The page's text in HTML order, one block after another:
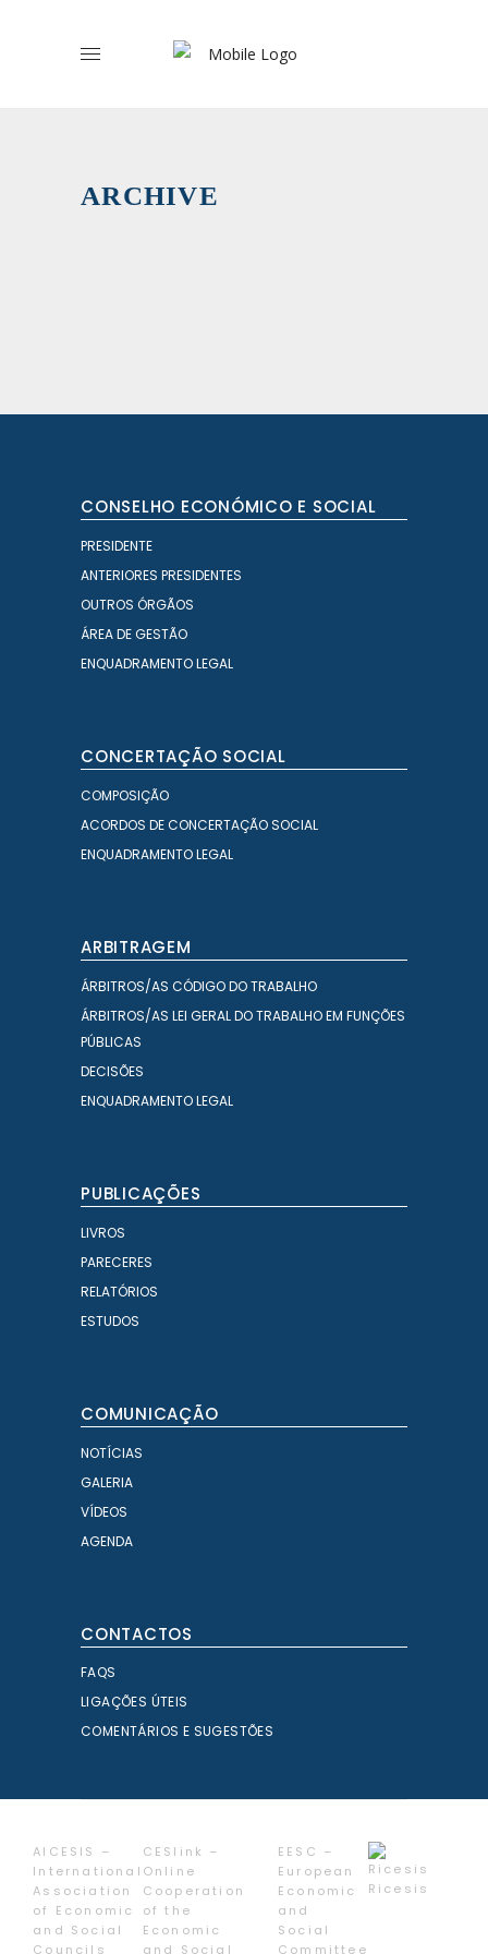
ARCHIVE
CONSELHO ECONÓMICO E SOCIAL
PRESIDENTE
ANTERIORES PRESIDENTES
OUTROS ÓRGÃOS
ÁREA DE GESTÃO
ENQUADRAMENTO LEGAL
CONCERTAÇÃO SOCIAL
COMPOSIÇÃO
ACORDOS DE CONCERTAÇÃO SOCIAL
ENQUADRAMENTO LEGAL
ARBITRAGEM
ÁRBITROS/AS CÓDIGO DO TRABALHO
ÁRBITROS/AS LEI GERAL DO TRABALHO EM FUNÇÕES
PÚBLICAS
DECISÕES
ENQUADRAMENTO LEGAL
PUBLICAÇÕES
LIVROS
PARECERES
RELATÓRIOS
ESTUDOS
COMUNICAÇÃO
NOTÍCIAS
GALERIA
VÍDEOS
AGENDA
CONTACTOS
FAQS
LIGAÇÕES ÚTEIS
COMENTÁRIOS E SUGESTÕES
AICESIS –
International
Association
of Economic
and Social
Councils
CESlink –
Online
Cooperation
of the
Economic
and Social
EESC –
European
Economic
and
Social
Committee
Ricesis